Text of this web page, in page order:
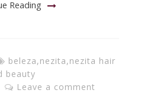
Reading
beleza,nezita,nezita hair
beauty
Leave a comment